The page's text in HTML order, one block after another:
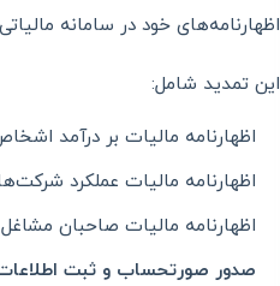
اظهارنامه‌های خود در سامانه
این تمدید شامل:
اظهارنامه مالیات بر درآمد
اظهارنامه مالیات عملکرد
اظهارنامه مالیات صاحبان مشاغل
صدور صورتحساب و ثبت